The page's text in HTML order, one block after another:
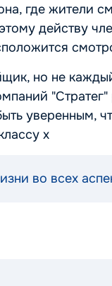
где жители
действу
но не
"Стратег"
уверенным,
х
во всех